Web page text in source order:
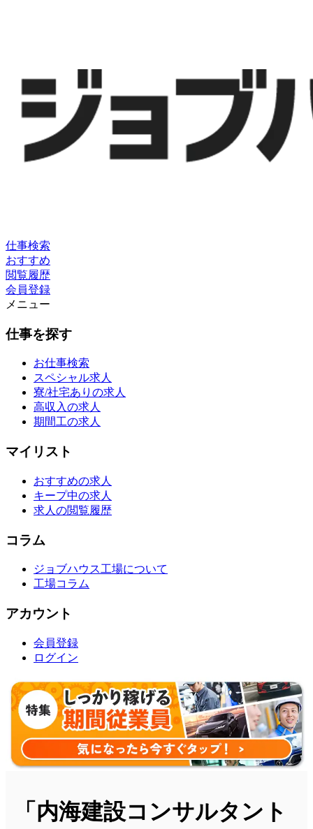
仕事検索
おすすめ
閲覧履歴
会員登録
メニュー
仕事を探す
お仕事検索
スペシャル求人
寮/社宅ありの求人
高収入の求人
期間工の求人
マイリスト
おすすめの求人
キープ中の求人
求人の閲覧履歴
コラム
ジョブハウス工場について
工場コラム
アカウント
会員登録
ログイン
「内海建設コンサルタント